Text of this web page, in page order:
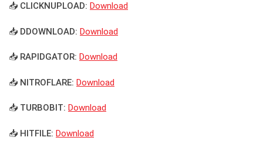
📥 CLICKNUPLOAD: Download
📥 DDOWNLOAD: Download
📥 RAPIDGATOR: Download
📥 NITROFLARE: Download
📥 TURBOBIT: Download
📥 HITFILE: Download